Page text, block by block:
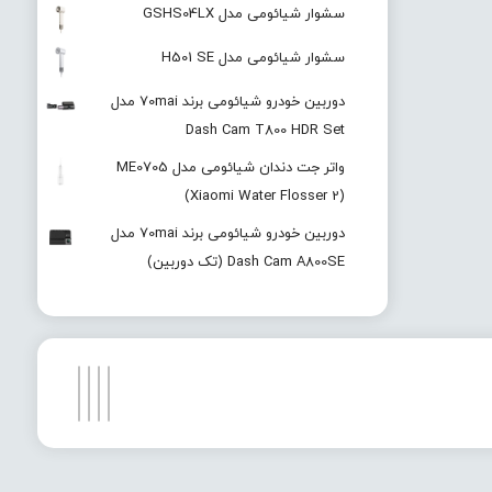
سشوار شیائومی مدل GSHS04LX
سشوار شیائومی مدل H501 SE
دوربین خودرو شیائومی برند 70mai مدل
Dash Cam T800 HDR Set
واتر جت دندان شیائومی مدل ME0705
(Xiaomi Water Flosser 2)
دوربین خودرو شیائومی برند 70mai مدل
Dash Cam A800SE (تک دوربین)